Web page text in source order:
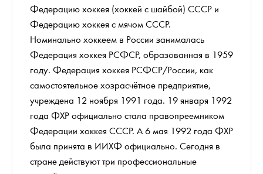
Федерацию хоккея (хоккей с шайбой) СССР и
Федерацию хоккея с мячом СССР.
Номинально хоккеем в России занималась
Федерация хоккея РСФСР, образованная в 1959
году. Федерация хоккея РСФСР/России, как
самостоятельное хозрасчётное предприятие,
учреждена 12 ноября 1991 года. 19 января 1992
года ФХР официально стала правопреемником
Федерации хоккея СССР. А 6 мая 1992 года ФХР
была принята в ИИХФ официально. Сегодня в
стране действуют три профессиональные